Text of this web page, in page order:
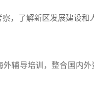
，了解新区发展建设
外辅导培训，整合国